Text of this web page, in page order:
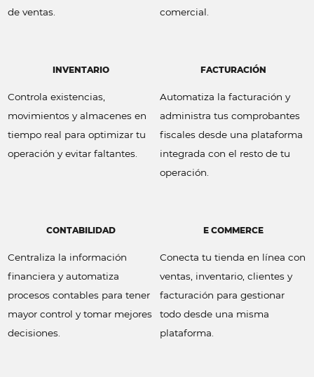
de ventas.
comercial.
INVENTARIO
Controla existencias,
movimientos y almacenes en
tiempo real para optimizar tu
operación y evitar faltantes.
FACTURACIÓN
Automatiza la facturación y
administra tus comprobantes
fiscales desde una plataforma
integrada con el resto de tu
operación.
CONTABILIDAD
Centraliza la información
financiera y automatiza
procesos contables para tener
mayor control y tomar mejores
decisiones.
E COMMERCE
Conecta tu tienda en línea con
ventas, inventario, clientes y
facturación para gestionar
todo desde una misma
plataforma.